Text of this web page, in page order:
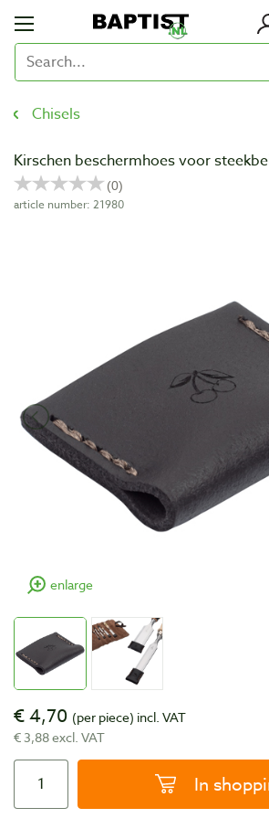
Chisels
Kirschen beschermhoes voor
article number: 21980
enlarge
€ 4,70 (per piece) incl. VAT
€ 3,88 excl. VAT
In